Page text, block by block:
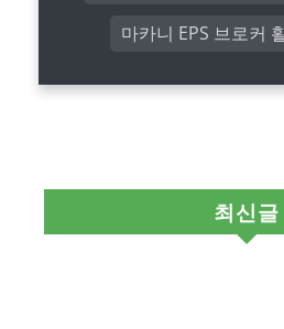
마카니 EPS 브로커
최신글